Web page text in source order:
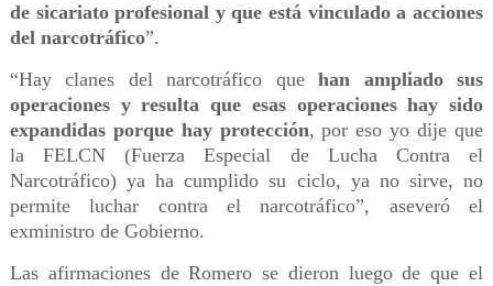
de sicariato profesional y que está vinculado a acciones
del narcotráfico”.
“Hay clanes del narcotráfico quehan ampliado sus
operaciones y resulta que esas operaciones hay sido
expandidas porque hay protección, por eso yo dije que
la FELCN (Fuerza Especial de Lucha Contra el
Narcotráfico) ya ha cumplido su ciclo, ya no sirve, no
permite luchar contra el narcotráfico”, aseveró el
exministro de Gobierno.
Las afirmaciones de Romero se dieron luego de que el